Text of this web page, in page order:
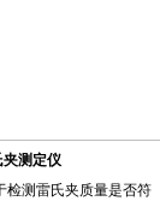
测定仪
测雷氏夹质量是否符